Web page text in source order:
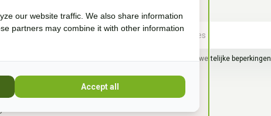
via Whatsapp.
Mijn paarden zijn al
wonen in een paddock
* Lees hier de wettelijke beperkingen
our website traffic. We also share information
partners may combine it with other information
Accept all